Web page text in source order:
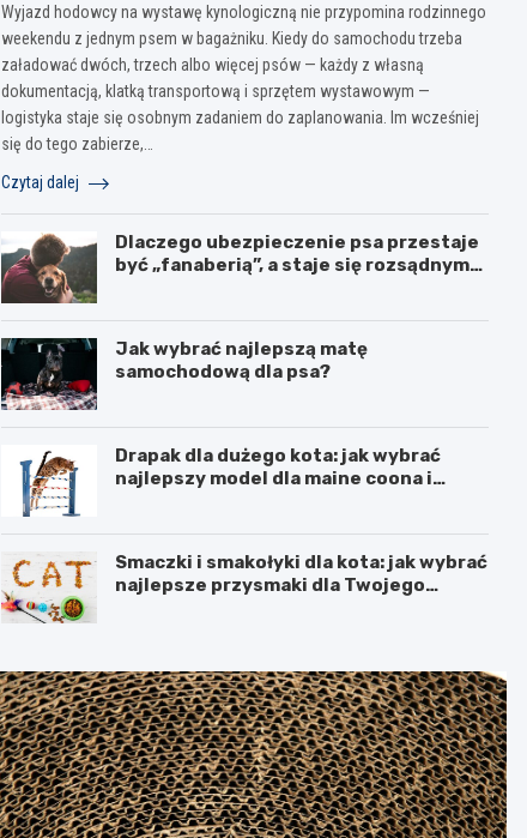
Wyjazd hodowcy na wystawę kynologiczną nie przypomina rodzinnego
weekendu z jednym psem w bagażniku. Kiedy do samochodu trzeba
załadować dwóch, trzech albo więcej psów — każdy z własną
dokumentacją, klatką transportową i sprzętem wystawowym —
logistyka staje się osobnym zadaniem do zaplanowania. Im wcześniej
się do tego zabierze,…
Czytaj dalej
Dlaczego ubezpieczenie psa przestaje
być „fanaberią”, a staje się rozsądnym
Jak wybrać najlepszą matę
samochodową dla psa?
Drapak dla dużego kota: jak wybrać
najlepszy model dla maine coona i
Smaczki i smakołyki dla kota: jak wybrać
najlepsze przysmaki dla Twojego